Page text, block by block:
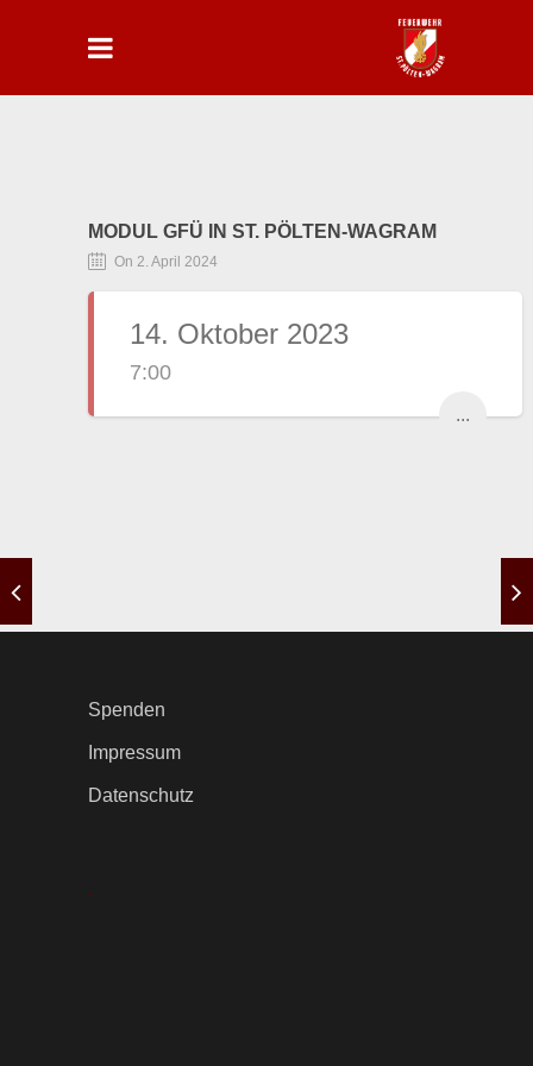
MODUL GFÜ IN ST. PÖLTEN-WAGRAM
On 2. April 2024
14. Oktober 2023
7:00
...
Spenden
Impressum
Datenschutz
.